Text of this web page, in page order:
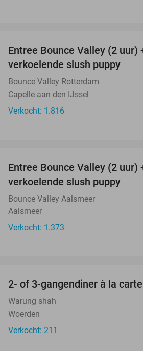
Entree Bounce Valley (2 uur)
verkoelende slush puppy
Bounce Valley Rotterdam
Capelle aan den IJssel
Verkocht: 1.816
Entree Bounce Valley (2 uur)
verkoelende slush puppy
Bounce Valley Aalsmeer
Aalsmeer
Verkocht: 1.373
2- of 3-gangendiner à la
Warung shah
Woerden
Verkocht: 211